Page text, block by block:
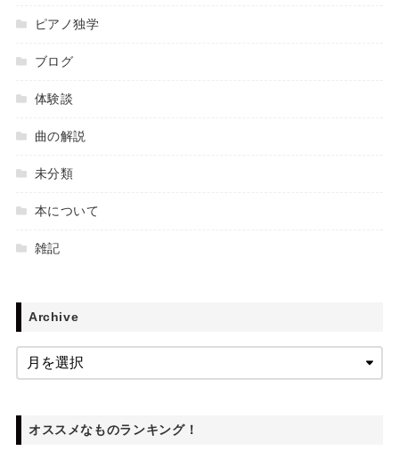
ピアノ独学
ブログ
体験談
曲の解説
未分類
本について
雑記
Archive
オススメなものランキング！